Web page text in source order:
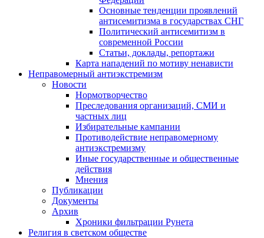
Основные тенденции проявлений
антисемитизма в государствах СНГ
Политический антисемитизм в
современной России
Статьи, доклады, репортажи
Карта нападений по мотиву ненависти
Неправомерный антиэкстремизм
Новости
Нормотворчество
Преследования организаций, СМИ и
частных лиц
Избирательные кампании
Противодействие неправомерному
антиэкстремизму
Иные государственные и общественные
действия
Мнения
Публикации
Документы
Архив
Хроники фильтрации Рунета
Религия в светском обществе